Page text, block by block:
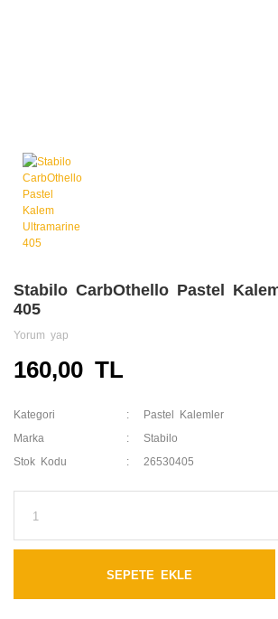
Stabilo CarbOthello Pastel
405
Yorum yap
160,00 TL
Kategori Pastel Kalemler
Marka Stabilo
Stok Kodu 26530405
SEPETE EKLE